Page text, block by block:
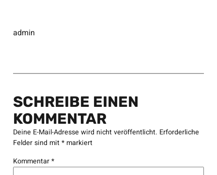
admin
SCHREIBE EINEN
KOMMENTAR
Deine E-Mail-Adresse wird nicht veröffentlicht. Erforderliche
Felder sind mit*markiert
Kommentar*